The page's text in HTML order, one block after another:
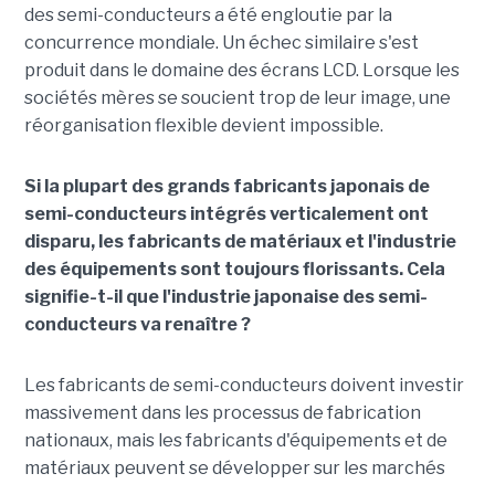
des semi-conducteurs a été engloutie par la
concurrence mondiale. Un échec similaire s'est
produit dans le domaine des écrans LCD. Lorsque les
sociétés mères se soucient trop de leur image, une
réorganisation flexible devient impossible.
Si la plupart des grands fabricants japonais de
semi-conducteurs intégrés verticalement ont
disparu, les fabricants de matériaux et l'industrie
des équipements sont toujours florissants. Cela
signifie-t-il que l'industrie japonaise des semi-
conducteurs va renaître ?
Les fabricants de semi-conducteurs doivent investir
massivement dans les processus de fabrication
nationaux, mais les fabricants d'équipements et de
matériaux peuvent se développer sur les marchés